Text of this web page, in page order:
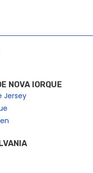
NOVA IORQUE
Jersey